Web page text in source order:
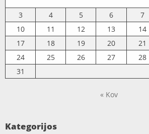
3
4 5 6 7
10
11 12 13 14
17
18 19 20 21
24
25 26 27 28
31
« Kov
Kategorijos